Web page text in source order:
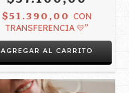
$51.390,00 CON
TRANSFERENCIA 💛”
AGREGAR AL CARRITO